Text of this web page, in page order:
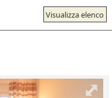
Visualizza elenco